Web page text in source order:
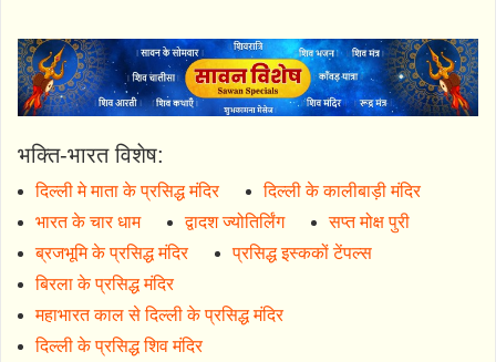
भक्ति-भारत विशेष:
दिल्ली मे माता के प्रसिद्ध मंदिर
दिल्ली के कालीबाड़ी मंदिर
भारत के चार धाम
द्वादश ज्योतिर्लिंग
सप्त मोक्ष पुरी
ब्रजभूमि के प्रसिद्ध मंदिर
प्रसिद्ध इस्ककों टेंपल्स
बिरला के प्रसिद्ध मंदिर
महाभारत काल से दिल्ली के प्रसिद्ध मंदिर
दिल्ली के प्रसिद्ध शिव मंदिर